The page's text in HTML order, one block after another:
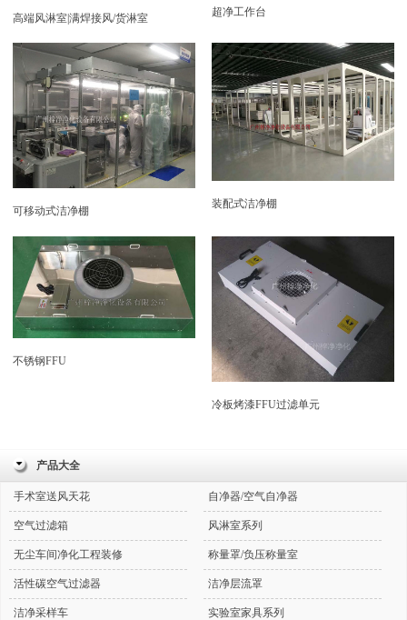
高端风淋室|满焊接风/货淋室 超净工作台
可移动式洁净棚
装配式洁净棚
不锈钢FFU
冷板烤漆FFU过滤单元
产品大全
手术室送风天花 自净器/空气自净器
空气过滤箱 风淋室系列
无尘车间净化工程装修 称量罩/负压称量室
活性碳空气过滤器 洁净层流罩
洁净采样车 实验室家具系列